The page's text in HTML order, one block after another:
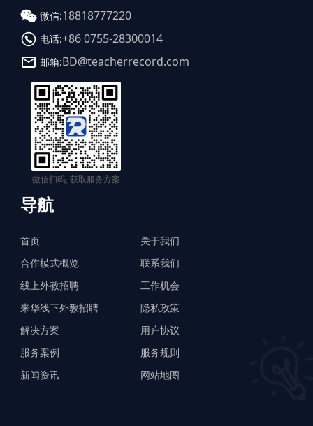
微信:18818777220
电话:+86 0755-28300014
邮箱:BD@teacherrecord.com
微信扫码, 获取服务方案
导航
首页
合作模式概览
线上外教招聘
来华线下外教招聘
解决方案
服务案例
新闻资讯
关于我们
联系我们
工作机会
隐私政策
用户协议
服务规则
网站地图